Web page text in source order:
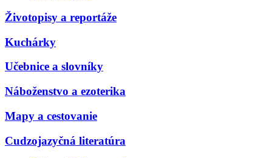
Životopisy a reportáže
Kuchárky
Učebnice a slovníky
Náboženstvo a ezoterika
Mapy a cestovanie
Cudzojazyčná literatúra